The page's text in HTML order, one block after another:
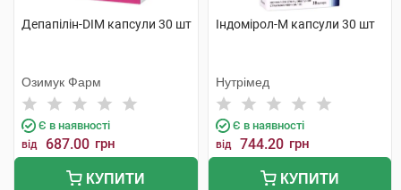
Депапілін-DIM капсули 30 шт
Озимук Фарм
Є в наявності
від 687.00 грн
КУПИТИ
Індомірол-М капсули 30 шт
Нутрімед
Є в наявності
від 744.20 грн
КУПИТИ